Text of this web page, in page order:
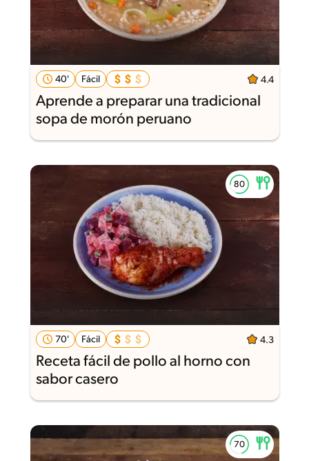
40' Fácil 4.4
Aprende a preparar una tradicional
sopa de morón peruano
70' Fácil 4.3
Receta fácil de pollo al horno con
sabor casero